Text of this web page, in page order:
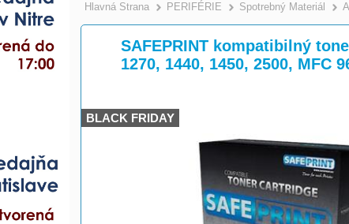
Hlavná Strana >
PERIFÉRIE >
Spotrebný Materiál
SAFEPRINT kompatibilný
1270, 1440, 1450, 2500, MFC
BLACK FRIDAY